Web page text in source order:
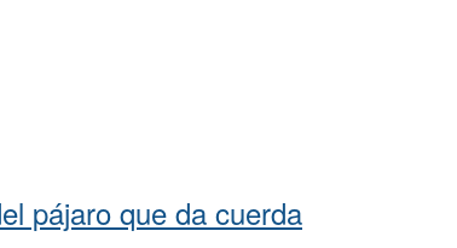
pájaro que da cuerda